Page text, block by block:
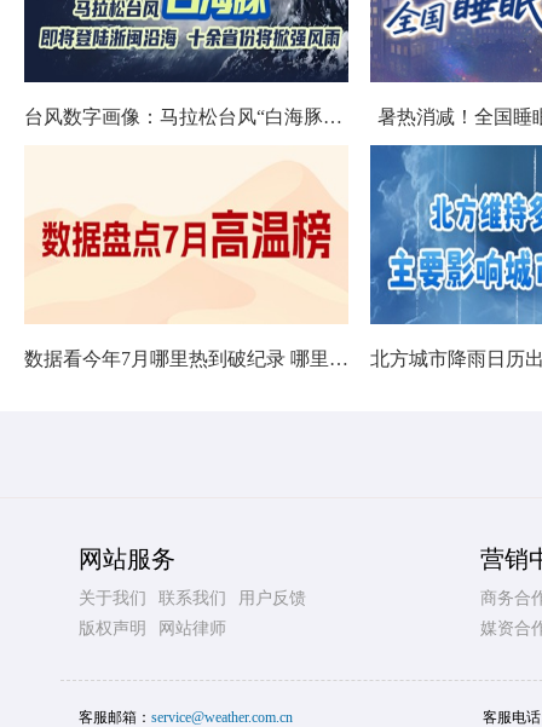
台风数字画像：马拉松台风“白海豚”将影响十余省份 暑热消减！全国睡
数据看今年7月哪里热到破纪录 哪里暑热连轴转
网站服务
关于我们 联系我们
用户反馈
版权声明
网站律师
营销
商务合
媒资合
客服邮箱： service@weather.com.cn 客服电